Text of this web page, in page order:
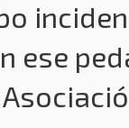
ese